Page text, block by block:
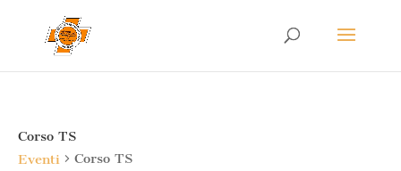
Corso TS
Eventi
Corso TS